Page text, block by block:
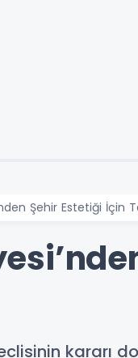
Şehir Estetiği İçin
kararı